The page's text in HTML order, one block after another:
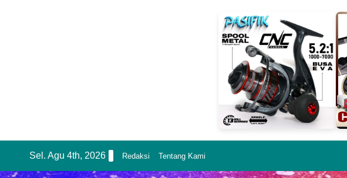
Sel. Agu 4th, 2026 Redaksi Tentang Kami